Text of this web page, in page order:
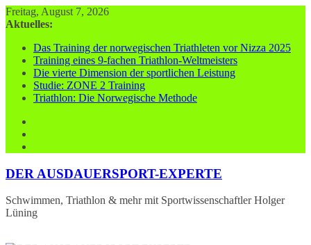
Zum
Inhalt
Freitag, August 7, 2026
Aktuelles:
Das Training der norwegischen Triathleten vor Nizza 2025
Training eines 9-fachen Triathlon-Weltmeisters
Die vierte Dimension der sportlichen Leistung
Studie: ZONE 2 Training
Triathlon: Die Norwegische Methode
DER AUSDAUERSPORT-EXPERTE
Schwimmen, Triathlon & mehr mit Sportwissenschaftler Holger
Lüning